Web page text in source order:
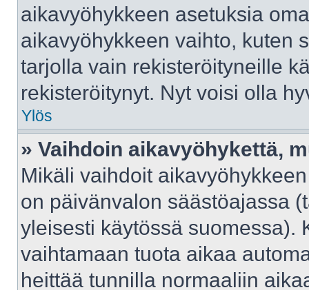
aikavyöhykkeen asetuksia
aikavyöhykkeen vaihto, kuten
tarjolla vain rekisteröityneille
rekisteröitynyt. Nyt voisi olla
Ylös
» Vaihdoin aikavyöhykettä,
Mikäli vaihdoit
on päivänvalon säästöajassa
yleisesti käytössä suomessa).
vaihtamaan tuota aikaa
heittää tunnilla normaaliin